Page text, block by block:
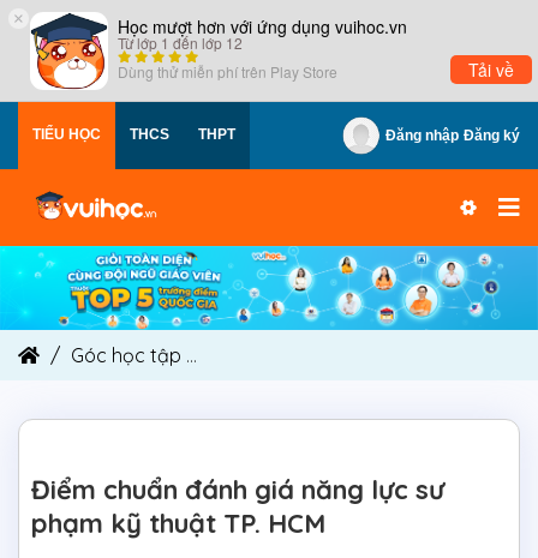
× Học mượt hơn với ứng dụng vuihoc.vn
Từ lớp 1 đến lớp 12
Dùng thử miễn phí trên Play Store Tải về
TIỂU HỌC THCS THPT Đăng nhập Đăng ký
Góc học tập
Điểm chuẩn đánh giá năng lực sư
phạm kỹ thuật TP. HCM